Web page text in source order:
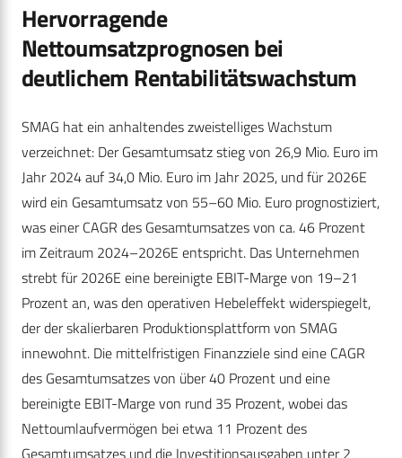
Hervorragende
Nettoumsatzprognosen bei
deutlichem Rentabilitätswachstum
SMAG hat ein anhaltendes zweistelliges Wachstum
verzeichnet: Der Gesamtumsatz stieg von 26,9 Mio. Euro im
Jahr 2024 auf 34,0 Mio. Euro im Jahr 2025, und für 2026E
wird ein Gesamtumsatz von 55–60 Mio. Euro prognostiziert,
was einer CAGR des Gesamtumsatzes von ca. 46 Prozent
im Zeitraum 2024–2026E entspricht. Das Unternehmen
strebt für 2026E eine bereinigte EBIT-Marge von 19–21
Prozent an, was den operativen Hebeleffekt widerspiegelt,
der der skalierbaren Produktionsplattform von SMAG
innewohnt. Die mittelfristigen Finanzziele sind eine CAGR
des Gesamtumsatzes von über 40 Prozent und eine
bereinigte EBIT-Marge von rund 35 Prozent, wobei das
Nettoumlaufvermögen bei etwa 11 Prozent des